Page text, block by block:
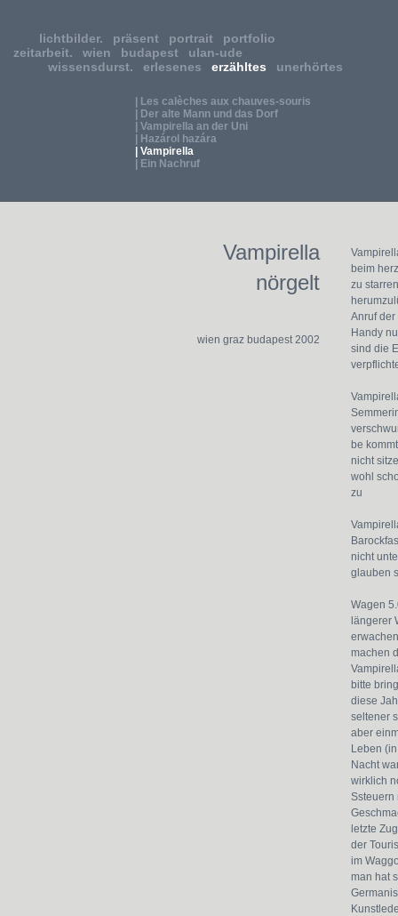
Vampirella
nörgelt
wien graz budapest 2002
beim
zu
Anruf
Handy
sind die
be
nicht
wohl
zu
nicht
glauben
Wagen
längerer
machen
bitte
diese
seltener
aber
Leben
Nacht
wirklich
Ssteuern
letzte
der
im
man hat
lichtbilder. präsent portrait
portfolio
zeitarbeit.
wien budapest
ulan-ude
wissensdurst.
erlesenes erzähltes unerhörtes
| Les calèches aux chauves-souris
| Der alte Mann und das Dorf
| Vampirella an der Uni
| Hazárol hazára
| Vampirella
| Ein Nachruf